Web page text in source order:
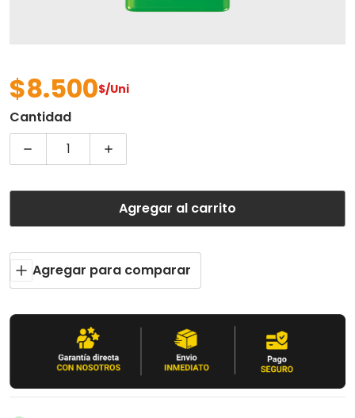
$8.500$/Uni
Cantidad
Disminuir cantidad para PILA 9V ALKALINA GP BULK
Aumentar cantidad para PILA 9V
Agregar al carrito
Agregar para comparar